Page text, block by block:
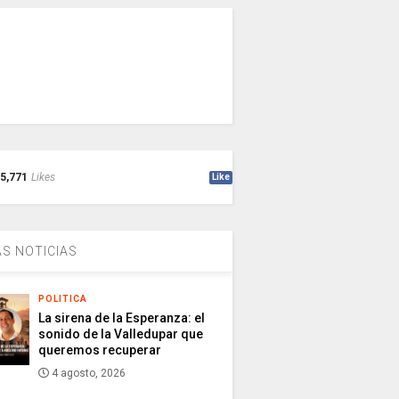
5,771 Likes Like
NOTICIAS
POLITICA
La sirena de la Esperanza: el
sonido de la Valledupar que
queremos recuperar
4 agosto, 2026